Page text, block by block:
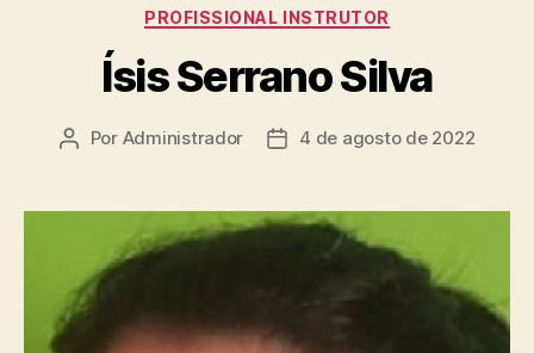
PROFISSIONAL INSTRUTOR
Ísis Serrano Silva
Por Administrador 4 de agosto de 2022